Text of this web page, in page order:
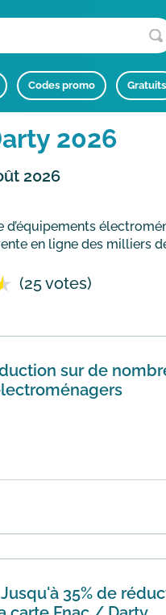
Codes promo Gratuits
2026
2026
en ligne des milliers
(25 votes)
sur de
Darty vous propose
35% de